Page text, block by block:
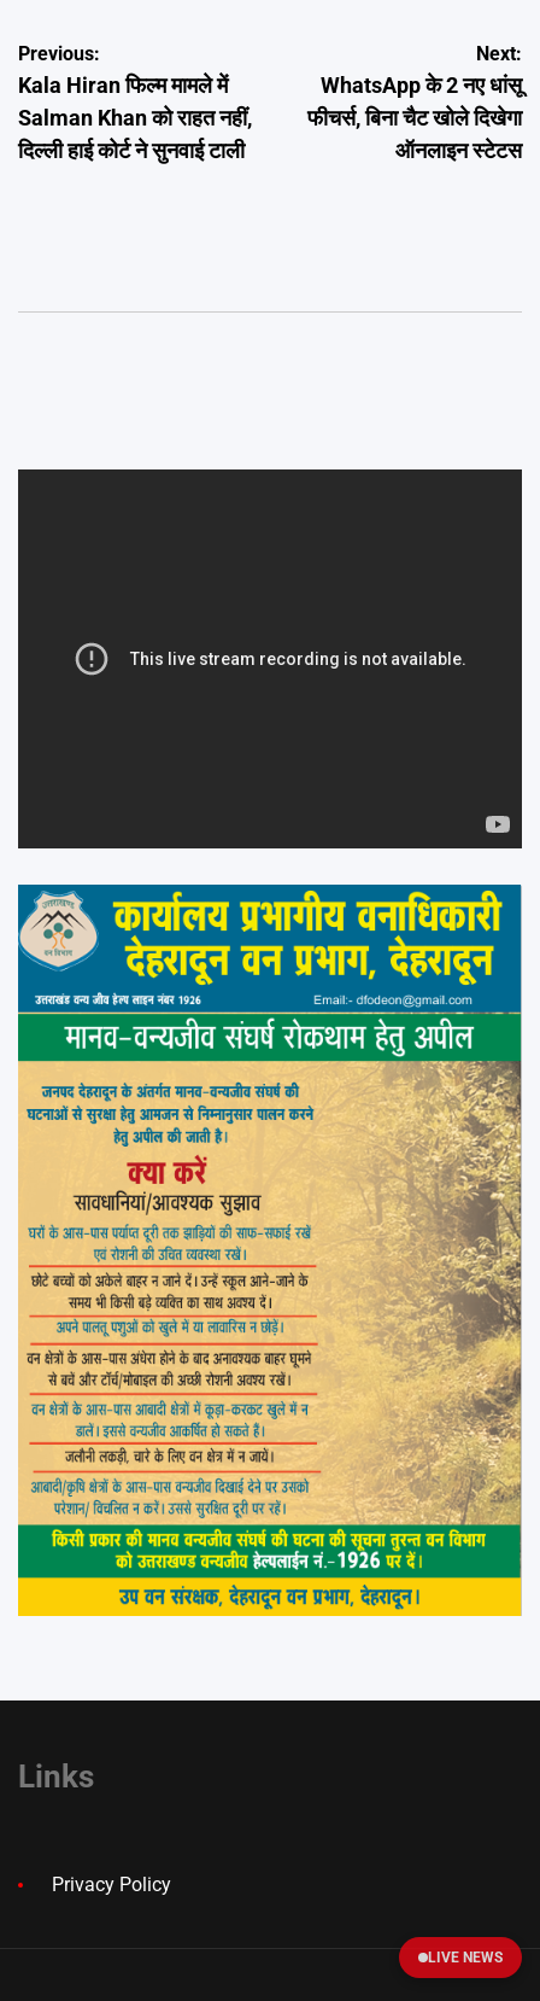
Post
navigation
Previous:
Kala Hiran फिल्म मामले में
Salman Khan को राहत नहीं,
दिल्ली हाई कोर्ट ने सुनवाई टाली
Next:
WhatsApp के 2 नए धांसू
फीचर्स, बिना चैट खोले दिखेगा
ऑनलाइन स्टेटस
Links
Privacy Policy
LIVE NEWS